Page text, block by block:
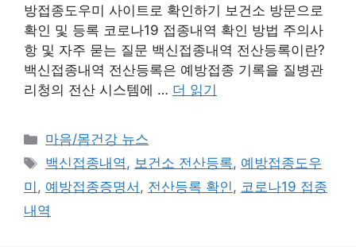
방접종도우미 사이트로 확인하기 보건소 방문으로
확인 및 등록 코로나19 접종내역 확인 방법 주의사
항 및 자주 묻는 질문 백신접종내역 전산등록이란?
백신접종내역 전산등록은 예방접종 기록을 질병관
리청의 전산 시스템에 … 더 읽기
카
테
리
마음/몸건강 뉴스
태
그
백신접종내역, 보건소 전산등록, 예방접종도우
미 , 예방접종증명서 , 전산등록 확인, 코로나19 접종
내역